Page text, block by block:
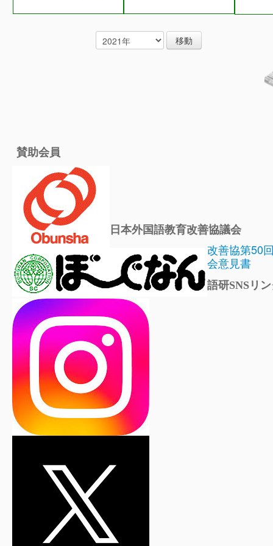
賛助会員
日本外国語教育改善協議会
改善協第50
会意見書
語研SNSリ